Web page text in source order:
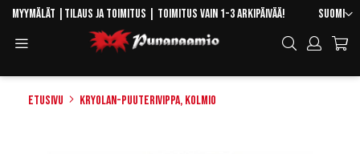
Skip
Content
Kieli
Suomi
Myymälät Tilaus ja toimitus | Toimitus vain 1-3 arkipäivää!
Hae
Etusivu Kryolan-puuterivippa, kolmio